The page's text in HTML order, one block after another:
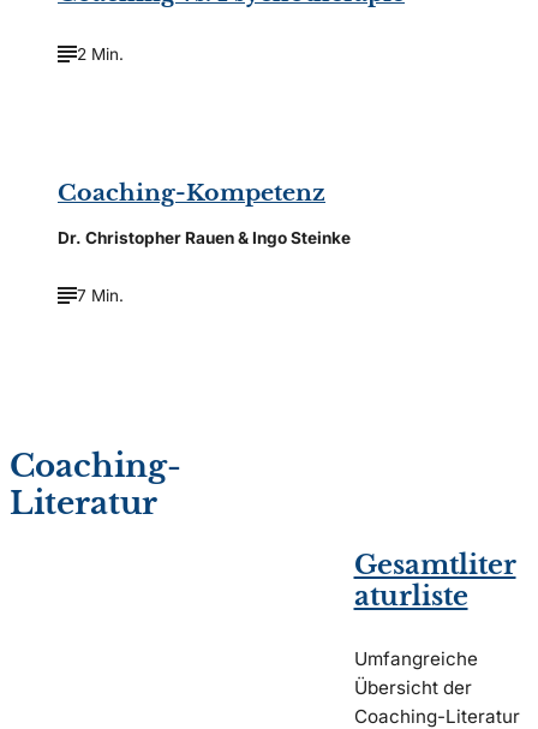
2 Min.
Coaching-Kompetenz
Dr. Christopher Rauen & Ingo Steinke
7 Min.
Coaching-
Literatur
Gesamtliter
aturliste
Umfangreiche
Übersicht der
Coaching-Literatur